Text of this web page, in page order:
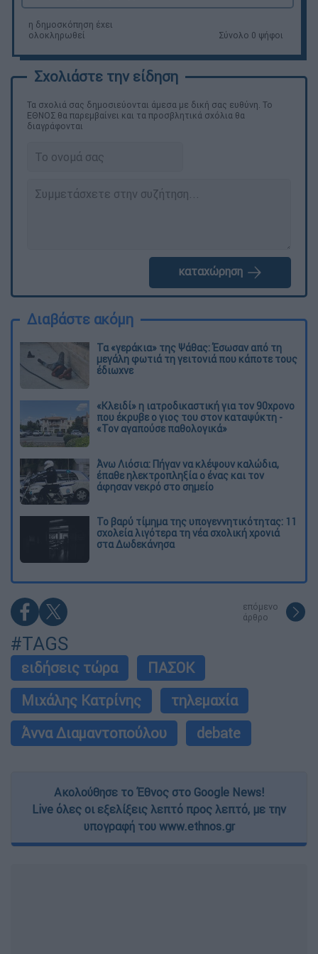
η δημοσκόπηση έχει
ολοκληρωθεί
Σύνολο 0 ψήφοι
Τα σχολιά σας δημοσιεύονται άμεσα με δική σας ευθύνη. Το
ΕΘΝΟΣ θα παρεμβαίνει και τα προσβλητικά σχόλια θα
διαγράφονται
καταχώρηση
Διαβάστε ακόμη
Τα «γεράκια» της Ψάθας: Έσωσαν από τη
μεγάλη φωτιά τη γειτονιά που κάποτε τους
έδιωχνε
«Κλειδί» η ιατροδικαστική για τον 90χρονο
που έκρυβε ο γιος του στον καταψύκτη -
«Τον αγαπούσε παθολογικά»
Άνω Λιόσια: Πήγαν να κλέψουν καλώδια,
έπαθε ηλεκτροπληξία ο ένας και τον
άφησαν νεκρό στο σημείο
Το βαρύ τίμημα της υπογεννητικότητας: 11
σχολεία λιγότερα τη νέα σχολική χρονιά
στα Δωδεκάνησα
επόμενο
άρθρο
#TAGS
ειδήσεις τώρα
ΠΑΣΟΚ
Μιχάλης Κατρίνης
τηλεμαχία
Άννα Διαμαντοπούλου
debate
Ακολούθησε το Έθνος στο Google News!
Live όλες οι εξελίξεις λεπτό προς λεπτό, με την
υπογραφή του www.ethnos.gr